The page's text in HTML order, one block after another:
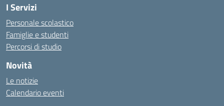
I Servizi
Personale scolastico
Famiglie e studenti
Percorsi di studio
Novità
Le notizie
Calendario eventi